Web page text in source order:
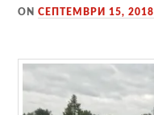
ONСЕПТЕМВРИ 15, 2018